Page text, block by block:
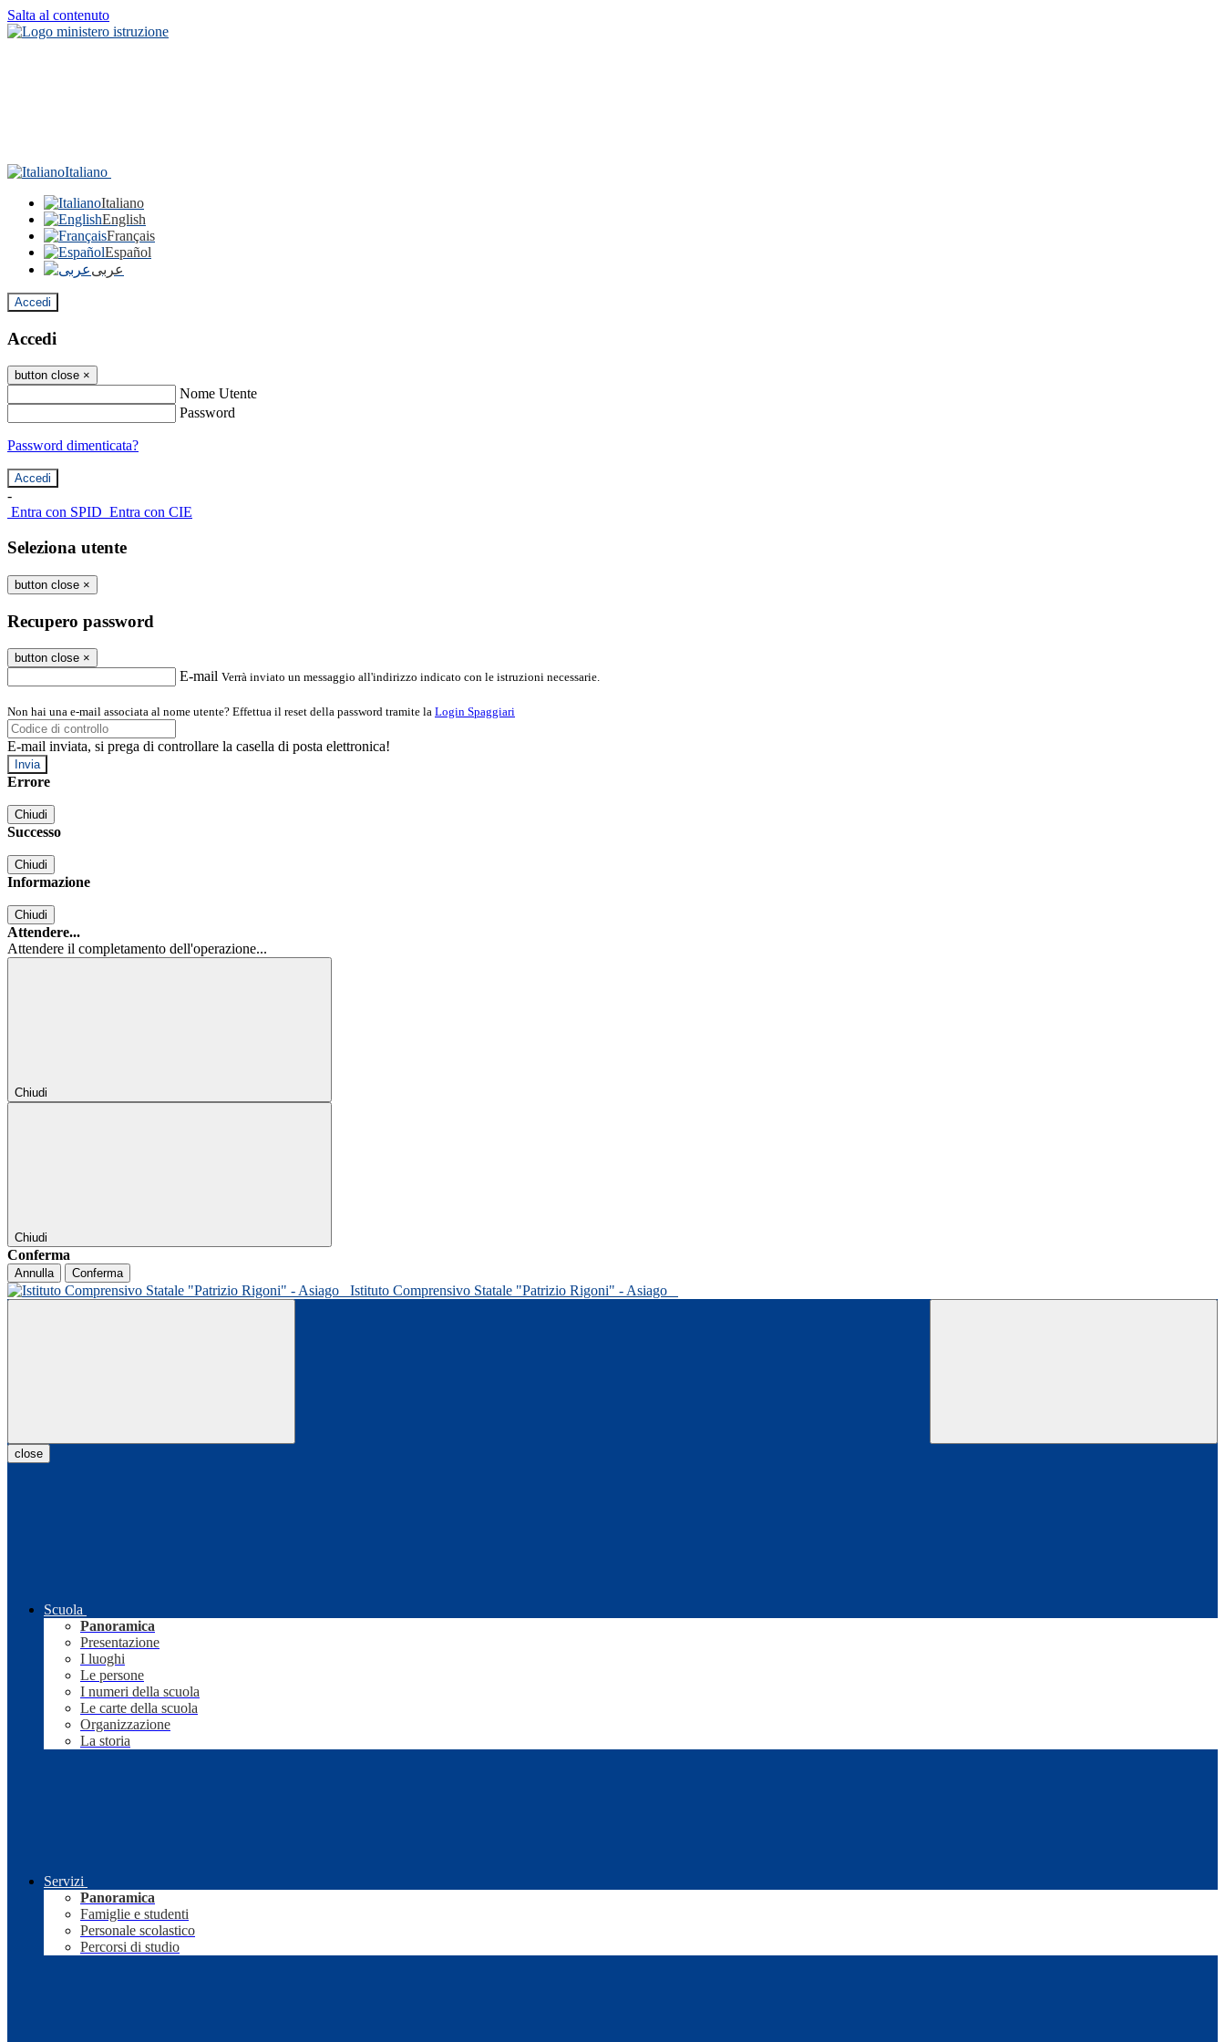
Salta al contenuto
Italiano
Italiano
English
Français
Español
عربى
Accedi
Accedi
button close ×
Nome Utente
Password
Password dimenticata?
-
Entra con SPID Entra con CIE
Seleziona utente
button close ×
Recupero password
button close ×
E-mail Verrà inviato un messaggio all'indirizzo indicato con le istruzioni necessarie.
Non hai una e-mail associata al nome utente? Effettua il reset della password tramite la Login Spaggiari
E-mail inviata, si prega di controllare la casella di posta elettronica!
Errore
Chiudi
Successo
Chiudi
Informazione
Chiudi
Attendere...
Attendere il completamento dell'operazione...
Chiudi
Chiudi
Conferma
Annulla Conferma
Istituto Comprensivo Statale "Patrizio Rigoni" - Asiago
close
Scuola
Panoramica
Presentazione
I luoghi
Le persone
I numeri della scuola
Le carte della scuola
Organizzazione
La storia
Servizi
Panoramica
Famiglie e studenti
Personale scolastico
Percorsi di studio